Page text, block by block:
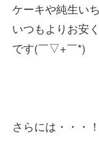
ケーキや純生い
いつもよりお安
です(￣▽+￣*)
さらには・・・